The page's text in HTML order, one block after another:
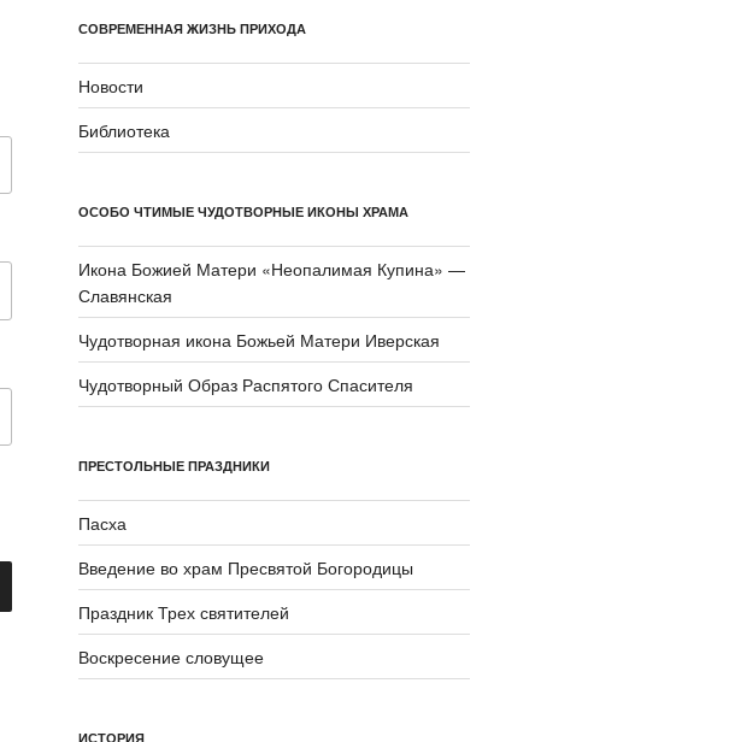
СОВРЕМЕННАЯ ЖИЗНЬ ПРИХОДА
Новости
Библиотека
ОСОБО ЧТИМЫЕ ЧУДОТВОРНЫЕ ИКОНЫ ХРАМА
Икона Божией Матери «Неопали­мая Купина» —
Славянская
Чудотворная икона Божьей Матери Иверская
Чудотворный Образ Распятого Спасителя
ПРЕСТОЛЬНЫЕ ПРАЗДНИКИ
Пасха
Введение во храм Пресвятой Богородицы
Праздник Трех святителей
Воскресение словущее
ИСТОРИЯ